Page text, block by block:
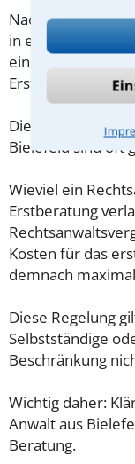
Nachdem Sie
in einer Kanzlei
eine Checkliste
Erstgespräch
Die Kosten eines
Bielefeld sind oft
Wieviel ein
Erstberatung
Kosten für das
demnach
Diese Regelung
Selbstständige
Beschränkung
Wichtig daher:
Anwalt aus
Beratung.